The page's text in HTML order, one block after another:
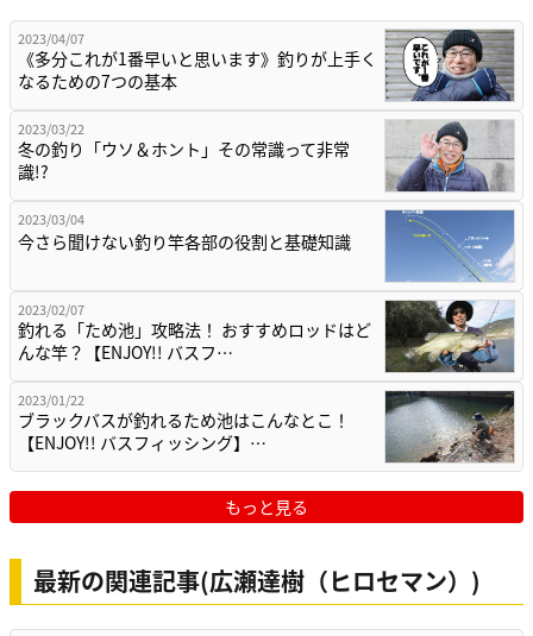
2023/04/07
《多分これが1番早いと思います》釣りが上手く
なるための7つの基本
2023/03/22
冬の釣り「ウソ＆ホント」その常識って非常
識!?
2023/03/04
今さら聞けない釣り竿各部の役割と基礎知識
2023/02/07
釣れる「ため池」攻略法！ おすすめロッドはど
んな竿？【ENJOY!! バスフ…
2023/01/22
ブラックバスが釣れるため池はこんなとこ！
【ENJOY!! バスフィッシング】…
もっと見る
最新の関連記事(広瀬達樹（ヒロセマン）)